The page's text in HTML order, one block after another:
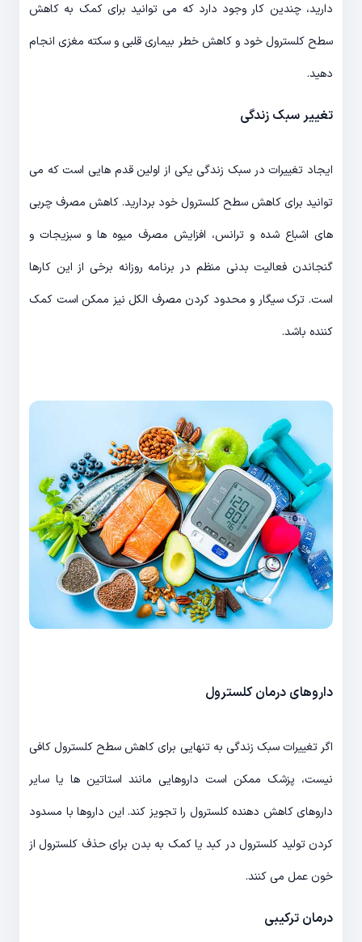
دارید، چندین کار وجود دارد که می توانید برای کمک به کاهش
سطح کلسترول خود و کاهش خطر بیماری قلبی و سکته مغزی انجام
دهید.
تغییر سبک زندگی
ایجاد تغییرات در سبک زندگی یکی از اولین قدم هایی است که می
توانید برای کاهش سطح کلسترول خود بردارید. کاهش مصرف چربی
های اشباع شده و ترانس، افزایش مصرف میوه ها و سبزیجات و
گنجاندن فعالیت بدنی منظم در برنامه روزانه برخی از این کارها
است. ترک سیگار و محدود کردن مصرف الکل نیز ممکن است کمک
کننده باشد.
داروهای درمان کلسترول
اگر تغییرات سبک زندگی به تنهایی برای کاهش سطح کلسترول کافی
نیست، پزشک ممکن است داروهایی مانند استاتین ها یا سایر
داروهای کاهش دهنده کلسترول را تجویز کند. این داروها با مسدود
کردن تولید کلسترول در کبد یا کمک به بدن برای حذف کلسترول از
خون عمل می کنند.
درمان ترکیبی